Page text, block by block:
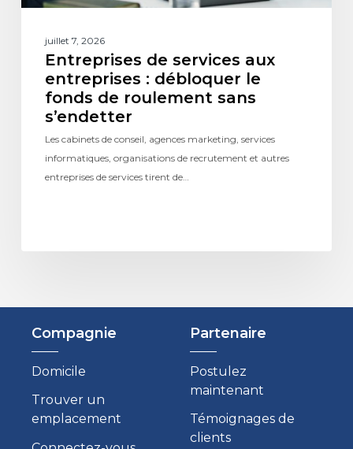
juillet 7, 2026
Entreprises de services aux
entreprises : débloquer le
fonds de roulement sans
s’endetter
Les cabinets de conseil, agences marketing, services
informatiques, organisations de recrutement et autres
entreprises de services tirent de…
Compagnie
Domicile
Trouver un
emplacement
Partenaire
Postulez
maintenant
Témoignages de
clients